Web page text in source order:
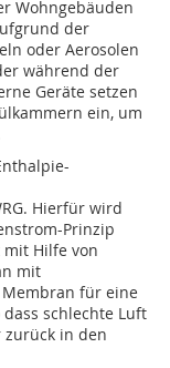
Wohngebäuden
der
oder Aerosolen
während der
Geräte setzen
ein, um
Hierfür wird
Prinzip
Hilfe von
mit
für eine
schlechte Luft
in den